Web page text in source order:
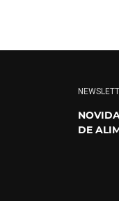
DE